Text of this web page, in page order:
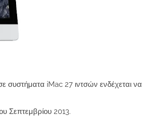
συστήματα iMac 27 ιντσών ενδέχεται να
Σεπτεμβρίου 2013.